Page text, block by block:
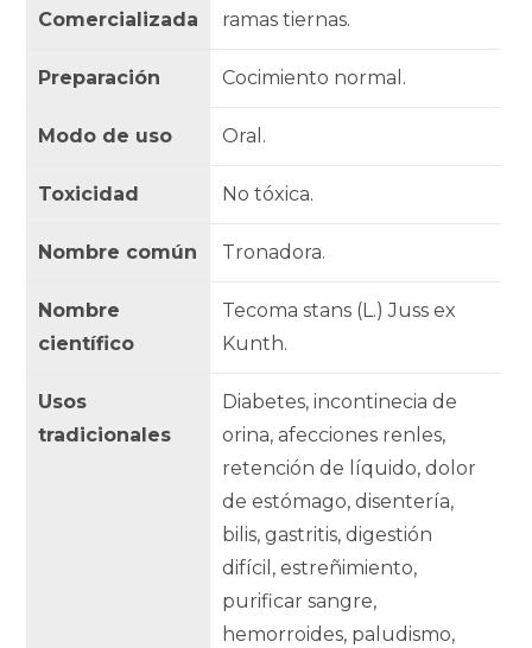
Comercializada
ramas tiernas.
Preparación Cocimiento normal.
Modo de uso Oral.
Toxicidad No tóxica.
Nombre común Tronadora.
Nombre
científico
Tecoma stans (L.) Juss ex
Kunth.
Usos
tradicionales
Diabetes, incontinecia de
orina, afecciones renles,
retención de líquido, dolor
de estómago, disentería,
bilis, gastritis, digestión
difícil, estreñimiento,
purificar sangre,
hemorroides, paludismo,